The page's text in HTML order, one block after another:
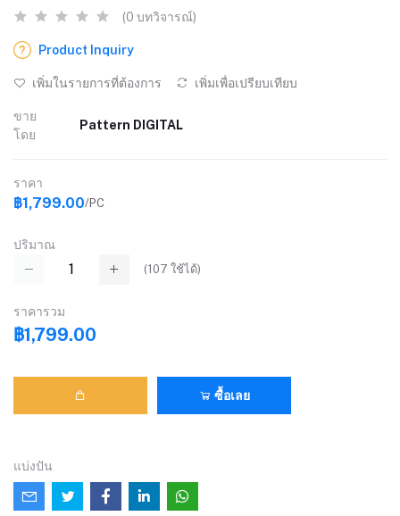
(0 บทวิจารณ์)
Product Inquiry
เพิ่มในรายการที่ต้องการ เพิ่มเพื่อเปรียบเทียบ
ขาย
โดย
Pattern DIGITAL
ราคา
฿1,799.00/PC
ปริมาณ
(107 ใช้ได้)
ราคารวม
฿1,799.00
ซื้อเลย
แบ่งปัน